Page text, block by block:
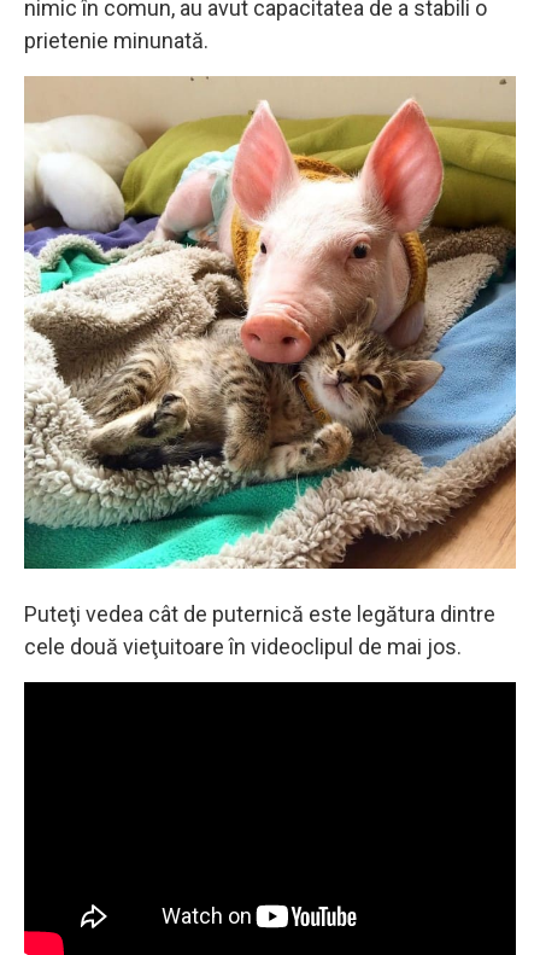
nimic în comun, au avut capacitatea de a stabili o
prietenie minunată.
Puteţi vedea cât de puternică este legătura dintre
cele două vieţuitoare în videoclipul de mai jos.